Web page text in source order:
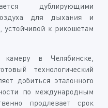
дублирующими
для дыхания и
устойчивой к рикошетам
камеру в Челябинске,
технологический
добиться эталонного
по международным
продлевает срок